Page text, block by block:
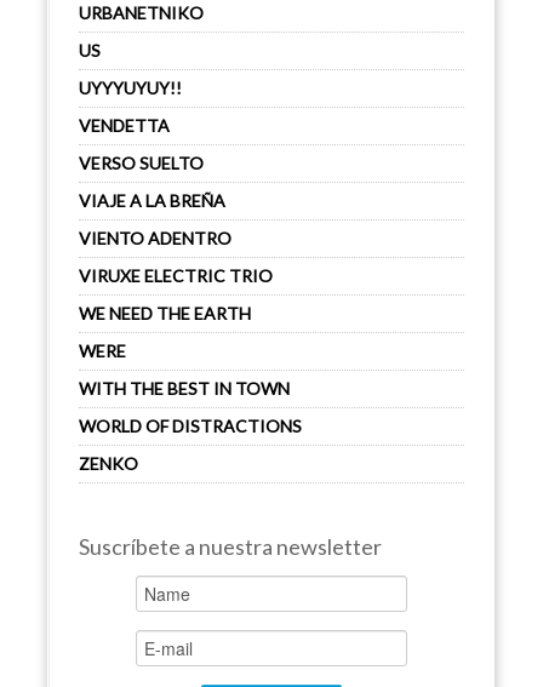
URBANETNIKO
US
UYYYUYUY!!
VENDETTA
VERSO SUELTO
VIAJE A LA BREÑA
VIENTO ADENTRO
VIRUXE ELECTRIC TRIO
WE NEED THE EARTH
WERE
WITH THE BEST IN TOWN
WORLD OF DISTRACTIONS
ZENKO
Suscríbete a nuestra newsletter